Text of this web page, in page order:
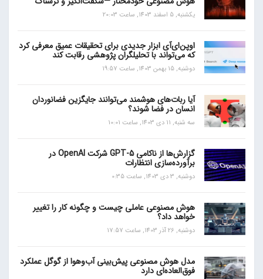
یکشنبه, 5 اسفند 1403, ساعت 20:03
اوپن‌ای‌آی ابزار جدیدی برای تحقیقات عمیق معرفی کرد
که می‌تواند با تحلیلگران پژوهشی رقابت کند
دوشنبه, 15 بهمن 1403, ساعت 19:57
آیا ربات‌های هوشمند می‌توانند جایگزین فضانوردان
انسان در فضا شوند؟
سه شنبه, 11 دی 1403, ساعت 10:01
گزارش‌ها از ناکامی GPT-5 شرکت OpenAI در
برآورده‌سازی انتظارات
دوشنبه, 3 دی 1403, ساعت 0:35
هوش مصنوعی عاملی چیست و چگونه کار را تغییر
خواهد داد؟
دوشنبه, 26 آذر 1403, ساعت 17:57
مدل هوش مصنوعی پیش‌بینی آب‌و‌هوا از گوگل عملکرد
فوق‌العاده‌ای دارد